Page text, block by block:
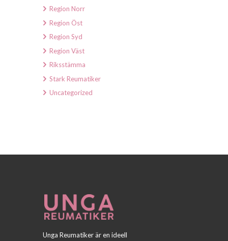
Region Norr
Region Öst
Region Syd
Region Väst
Riksstämma
Stark Reumatiker
Uncategorized
Unga Reumatiker är en ideell